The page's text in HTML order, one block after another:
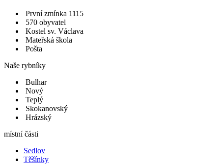
První zmínka 1115
570 obyvatel
Kostel sv. Václava
Mateřská škola
Pošta
Naše rybníky
Bulhar
Nový
Teplý
Skokanovský
Hrázský
místní části
Sedlov
Těšínky